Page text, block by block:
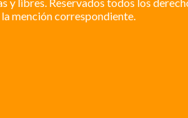
mención correspondiente.